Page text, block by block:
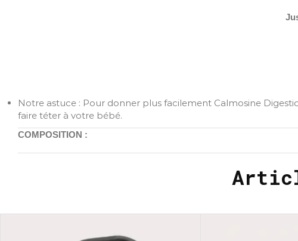
Notre astuce : Pour donner plus facilement Calmosine
faire téter à votre bébé.
COMPOSITION :